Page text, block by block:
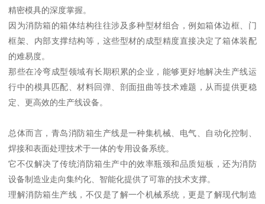
精密模具的深度掌握。
因为消防箱的箱体结构往往涉及多种型材组合，例如箱体边框、门
框架、内部支撑结构等，这些型材的成型精度直接决定了箱体装配
的难易度。
那些在冷弯成型领域有长期积累的企业，能够更好地解决生产线运
行中的模具匹配、材料回弹、剖面扭曲等技术难题，从而提供更稳
定、更高效的生产线设备。
总体而言，青岛消防箱生产线是一种集机械、电气、自动化控制、
焊接和表面处理技术于一体的专用设备系统。
它不仅解决了传统消防箱生产中的效率瓶颈和品质短板，还为消防
设备制造业走向集约化、智能化提供了可靠的技术支撑。
理解消防箱生产线，不仅是了解一个机械系统，更是了解现代制造